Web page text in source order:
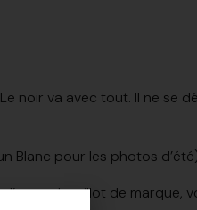
noir va avec tout. Il ne se
Blanc pour les photos
seul maillot de marque,